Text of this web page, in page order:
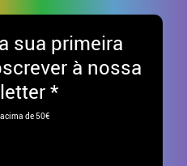
sua primeira
à nossa
*
de 50€